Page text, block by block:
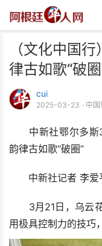
（文化中国
律古如歌“破
cui
2025-03-23 · 中
中新社鄂尔多斯3
韵律古如歌“破圈”
中新社记者 李爱
3月21日，乌云花
用极具控制力的技巧
（文化中国行